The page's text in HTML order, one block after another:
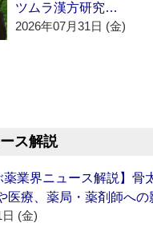
ツムラ漢方研究…
2026年07月31日 (金)
ス解説
薬業界ニュース解説】骨
医療、薬局・薬剤師へ
(金)